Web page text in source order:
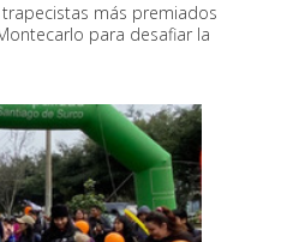
más premiados
para desafiar la